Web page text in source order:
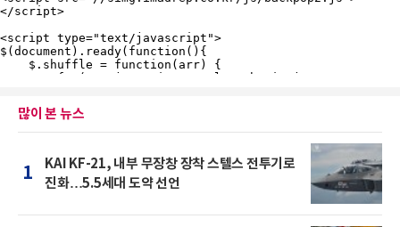
많이 본 뉴스
1
KAI KF-21, 내부 무장창 장착 스텔스 전투기로
진화…5.5세대 도약 선언